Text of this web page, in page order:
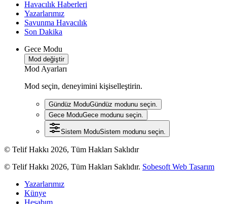
Havacılık Haberleri
Yazarlarımız
Savunma Havacılık
Son Dakika
Gece Modu
Mod değiştir
Mod Ayarları
Mod seçin, deneyimini kişiselleştirin.
Gündüz ModuGündüz modunu seçin.
Gece ModuGece modunu seçin.
Sistem ModuSistem modunu seçin.
© Telif Hakkı 2026, Tüm Hakları Saklıdır
© Telif Hakkı 2026, Tüm Hakları Saklıdır. Sobesoft Web Tasarım
Yazarlarımız
Künye
Hesabım